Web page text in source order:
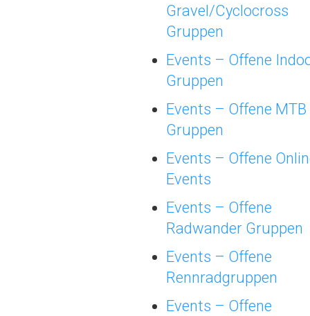
Gravel/Cyclocross
Gruppen
Events – Offene
Gruppen
Events – Offene MTB
Gruppen
Events – Offene
Events
Events – Offene
Radwander Gruppen
Events – Offene
Rennradgruppen
Events – Offene